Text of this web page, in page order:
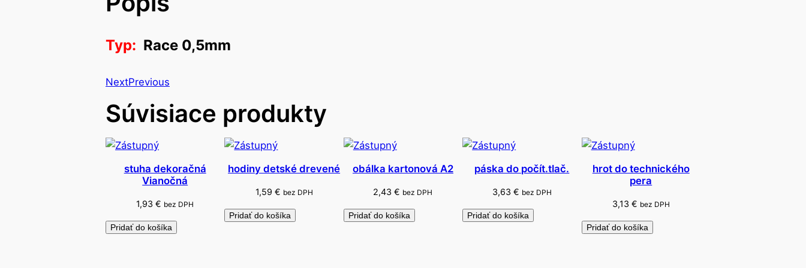
e
ľ
n
é
Typ: Race 0,5mm
NextPrevious
Súvisiace produkty
stuha dekoračná
Vianočná
1,93€ bez DPH
Pridať do košíka
hodiny detské drevené
1,59 € bez DPH
Pridať do košíka
obálka kartonová A2
2,43€ bez DPH
Pridať do košíka
páska do počít.tlač.
3,63 € bez DPH
Pridať do košíka
hrot do technického
pera
3,13 € bez DPH
Pridať do košíka